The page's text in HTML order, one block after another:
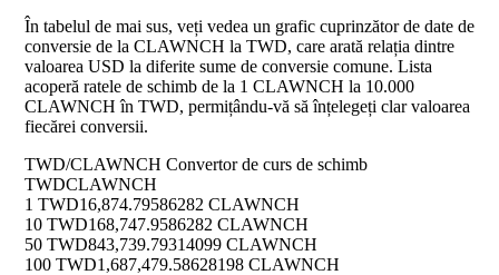
În tabelul de mai sus, veți vedea un grafic cuprinzător de date de
conversie de la CLAWNCH la TWD, care arată relația dintre
valoarea USD la diferite sume de conversie comune. Lista
acoperă ratele de schimb de la 1 CLAWNCH la 10.000
CLAWNCH în TWD, permițându-vă să înțelegeți clar valoarea
fiecărei conversii.
TWD/CLAWNCH Convertor de curs de schimb
TWDCLAWNCH
1 TWD16,874.79586282 CLAWNCH
10 TWD168,747.9586282 CLAWNCH
50 TWD843,739.79314099 CLAWNCH
100 TWD1,687,479.58628198 CLAWNCH